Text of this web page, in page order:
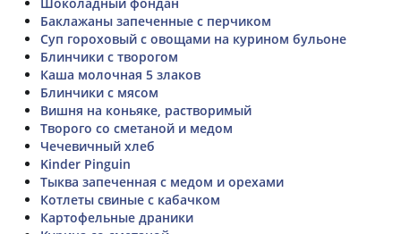
Баклажаны запеченные с перчиком
Суп гороховый с овощами на курином бульоне
Блинчики с творогом
Каша молочная 5 злаков
Блинчики с мясом
Вишня на коньяке, растворимый
Творого со сметаной и медом
Чечевичный хлеб
Kinder Pinguin
Тыква запеченная с медом и орехами
Котлеты свиные с кабачком
Картофельные драники